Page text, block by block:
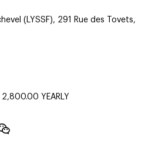
(LYSSF), 291 Rue des Tovets,
YEARLY